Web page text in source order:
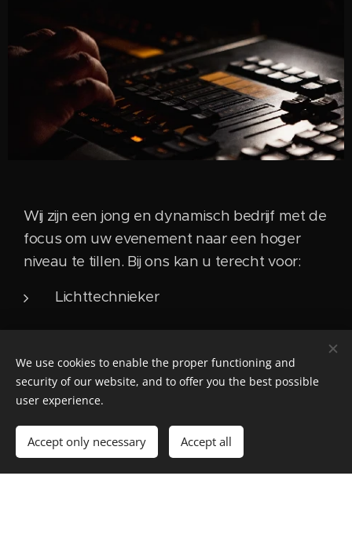
Wij zijn een jong en dynamisch bedrijf met de
focus om uw evenement naar een hoger
niveau te tillen. Bij ons kan u terecht voor:
Lichttechnieker
Videoperator
Designer
We use cookies to enable the proper functioning and
security of our website, and to offer you the best possible
user experience.
Accept only necessary Accept all